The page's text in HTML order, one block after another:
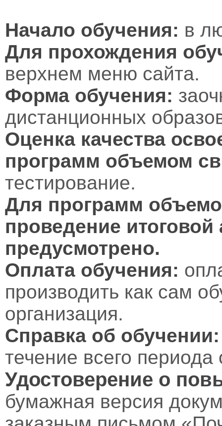
Начало обучения: в
Для прохождения
верхнем меню сайта.
Форма обучения:
дистанционных
Оценка качества
программ объемом
тестирование.
Для программ
проведение итоговой
предусмотрено.
Оплата обучения:
производить как сам
организация.
Справка об обучении:
течение всего периода
Удостоверение о
бумажная версия